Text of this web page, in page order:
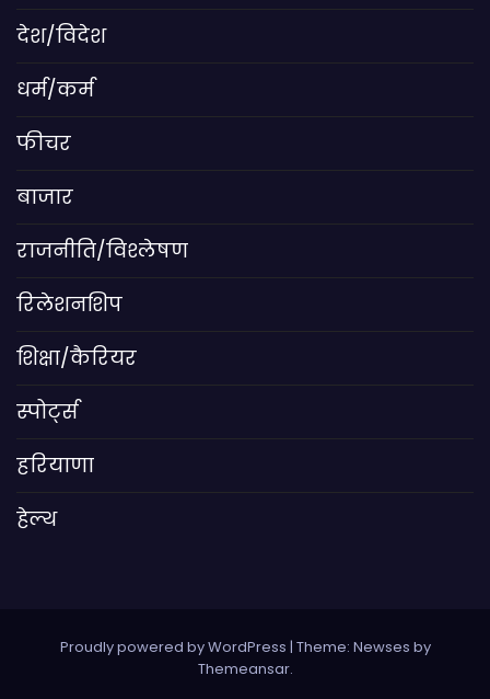
देश/विदेश
धर्म/कर्म
फीचर
बाजार
राजनीति/विश्लेषण
रिलेशनशिप
शिक्षा/कैरियर
स्पोर्ट्स
हरियाणा
हेल्थ
Proudly powered by WordPress | Theme: Newses by
Themeansar.